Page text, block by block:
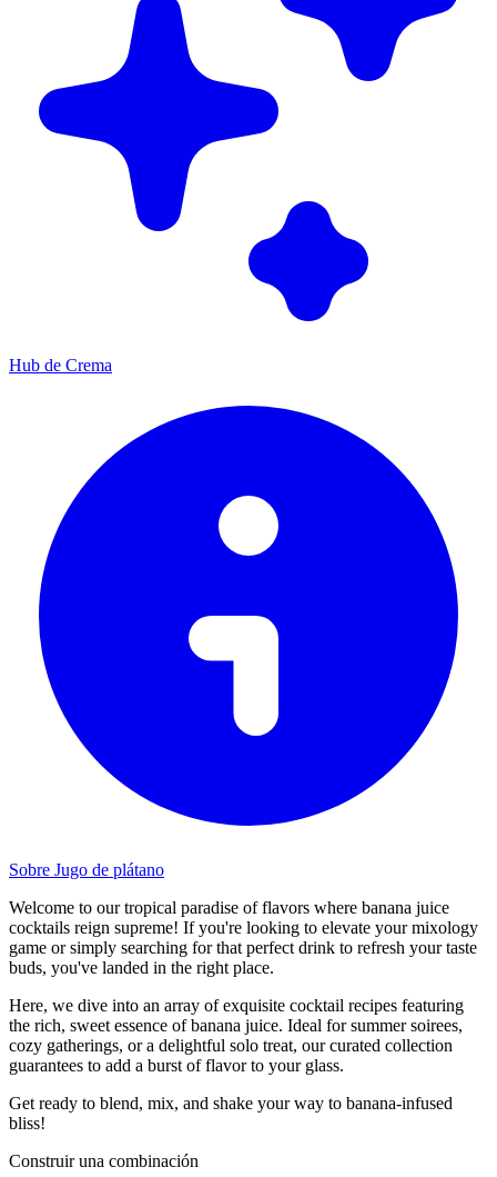
Hub de Crema
Sobre Jugo de plátano
Welcome to our tropical paradise of flavors where banana juice
cocktails reign supreme! If you're looking to elevate your mixology
game or simply searching for that perfect drink to refresh your taste
buds, you've landed in the right place.
Here, we dive into an array of exquisite cocktail recipes featuring
the rich, sweet essence of banana juice. Ideal for summer soirees,
cozy gatherings, or a delightful solo treat, our curated collection
guarantees to add a burst of flavor to your glass.
Get ready to blend, mix, and shake your way to banana-infused
bliss!
Construir una combinación